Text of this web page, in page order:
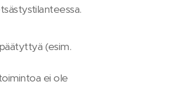
(esim.
ei ole